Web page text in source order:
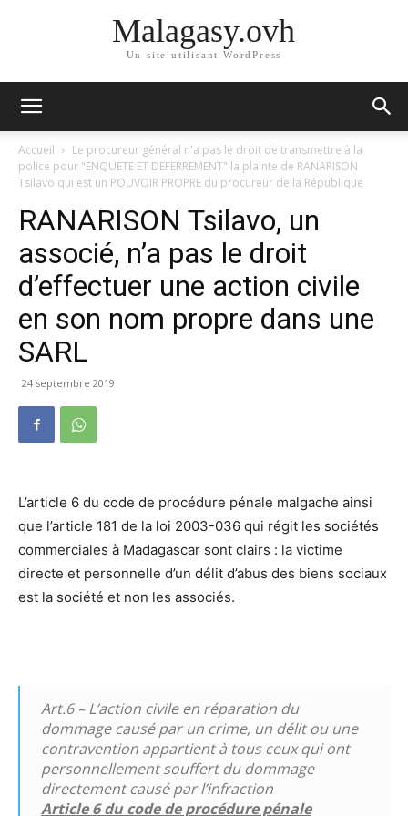
Malagasy.ovh
Un site utilisant WordPress
Accueil
Le procureur général n'a pas le droit de transmettre à la
police pour "ENQUETE ET DEFERREMENT" la plainte de RANARISON
Tsilavo qui est un POUVOIR PROPRE du procureur de la République
RANARISON Tsilavo, un
associé, n’a pas le droit
d’effectuer une action civile
en son nom propre dans une
SARL
24 septembre 2019
L’article 6 du code de procédure pénale malgache ainsi
que l’article 181 de la loi 2003-036 qui régit les sociétés
commerciales à Madagascar sont clairs : la victime
directe et personnelle d’un délit d’abus des biens sociaux
est la société et non les associés.
Art.6 – L’action civile en réparation du
dommage causé par un crime, un délit ou une
contravention appartient à tous ceux qui ont
personnellement souffert du dommage
directement causé par l’infraction
Article 6 du code de procédure pénale